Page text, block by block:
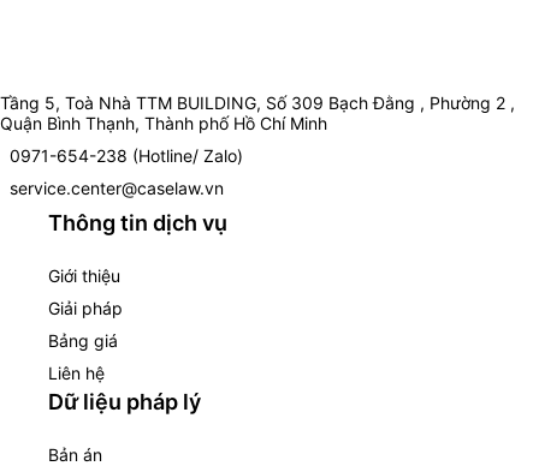
Tầng 5, Toà Nhà TTM BUILDING, Số 309 Bạch Đằng , Phường 2 ,
Quận Bình Thạnh, Thành phố Hồ Chí Minh
0971-654-238 (Hotline/ Zalo)
service.center@caselaw.vn
Thông tin dịch vụ
Giới thiệu
Giải pháp
Bảng giá
Liên hệ
Dữ liệu pháp lý
Bản án